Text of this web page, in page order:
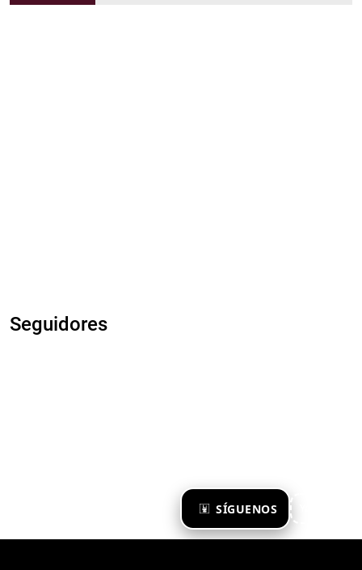
SÍGUENOS
Seguidores